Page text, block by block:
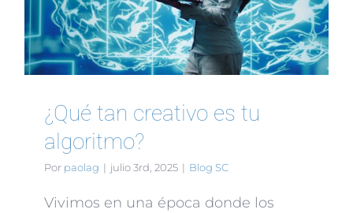
¿Qué tan creativo es tu
algoritmo?
Por paolag | julio 3rd, 2025 | Blog SC
Vivimos en una época donde los